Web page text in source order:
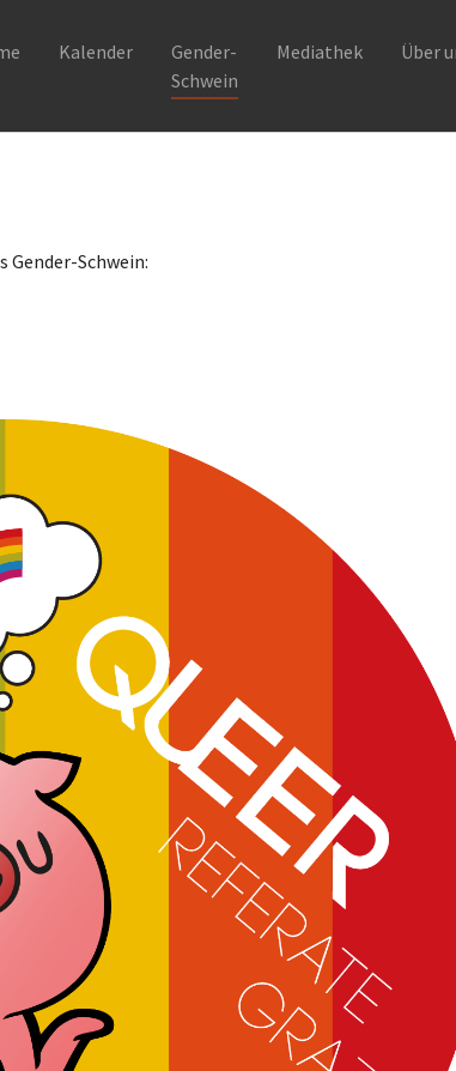
Kalender
Gender-
Schwein
Mediathek Über
Gender-Schwein: